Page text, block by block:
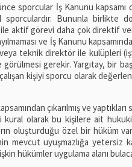
sporcular İş Kanunu kapsamı
Bununla birlikte
aktif görevi daha çok direktif
ve İş Kanunu
teknik direktör ile kulüpleri
gerekir. Yargıtay, bir
kişiyi sporcu olarak
çıkarılmış ve yaptıkları
kural olarak bu kişilere ait
oluşturduğu özel bir hüküm
mevcut uyuşmazlığa yetersiz
hükümler uygulama alanı